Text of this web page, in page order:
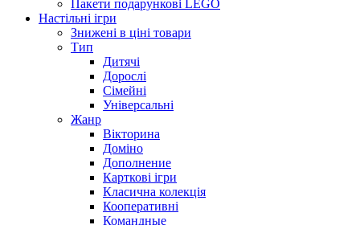
Пакети подарункові LEGO
Настільні ігри
Знижені в ціні товари
Тип
Дитячі
Дорослі
Сімейні
Універсальні
Жанр
Вікторина
Доміно
Дополнение
Карткові ігри
Класична колекція
Кооперативні
Командные